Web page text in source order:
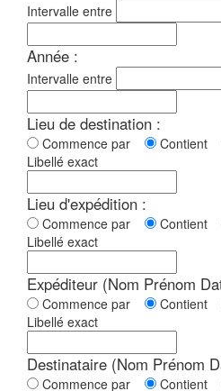
Intervalle entre
Année :
Intervalle entre
Lieu de destination :
Commence par Contient
Libellé exact
Lieu d'expédition :
Commence par Contient
Libellé exact
Expéditeur (Nom Prénom
Commence par Contient
Libellé exact
Destinataire (Nom Prénom
Commence par Contient